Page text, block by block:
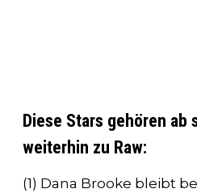
Diese Stars gehören ab
weiterhin zu Raw:
(1) Dana Brooke bleibt